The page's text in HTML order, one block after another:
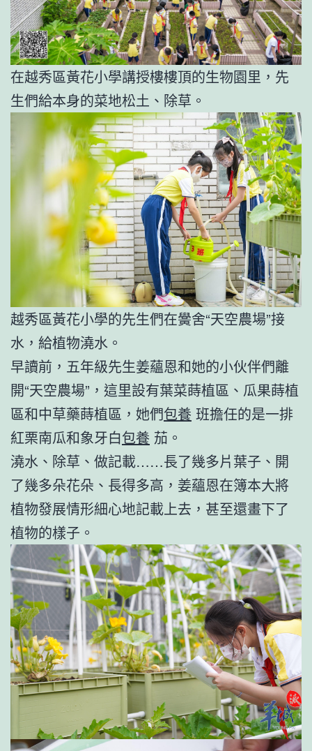
在越秀區黃花小學講授樓樓頂的生物園里，先
生們給本身的菜地松土、除草。
越秀區黃花小學的先生們在黌舍“天空農場”接
水，給植物澆水。
早讀前，五年級先生姜蘊恩和她的小伙伴們離
開“天空農場”，這里設有葉菜蒔植區、瓜果蒔植
區和中草藥蒔植區，她們包養 班擔任的是一排
紅栗南瓜和象牙白包養 茄。
澆水、除草、做記載……長了幾多片葉子、開
了幾多朵花朵、長得多高，姜蘊恩在簿本大將
植物發展情形細心地記載上去，甚至還畫下了
植物的樣子。